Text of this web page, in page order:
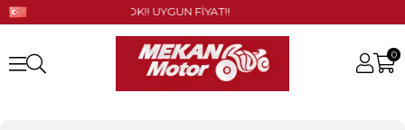
GÜNCEL STOK!! UYGUN FİYAT!!
0